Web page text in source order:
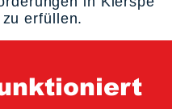
zu erfüllen.